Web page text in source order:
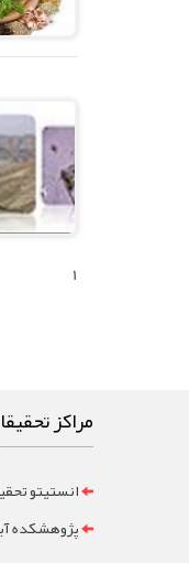
1
مراکز
انستیتو
پژوهشکده